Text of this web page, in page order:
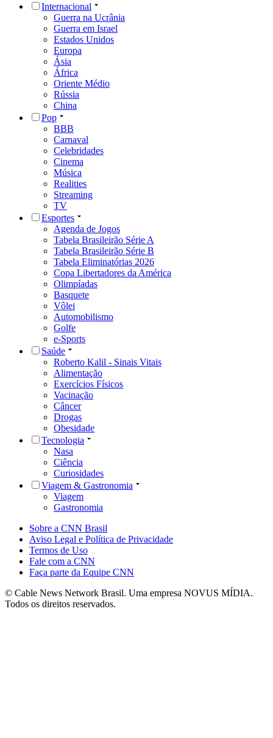
Internacional
Guerra na Ucrânia
Guerra em Israel
Estados Unidos
Europa
Ásia
África
Oriente Médio
Rússia
China
Pop
BBB
Carnaval
Celebridades
Cinema
Música
Realities
Streaming
TV
Esportes
Agenda de Jogos
Tabela Brasileirão Série A
Tabela Brasileirão Série B
Tabela Eliminatórias 2026
Copa Libertadores da América
Olimpíadas
Basquete
Vôlei
Automobilismo
Golfe
e-Sports
Saúde
Roberto Kalil - Sinais Vitais
Alimentação
Exercícios Físicos
Vacinação
Câncer
Drogas
Obesidade
Tecnologia
Nasa
Ciência
Curiosidades
Viagem & Gastronomia
Viagem
Gastronomia
Sobre a CNN Brasil
Aviso Legal e Política de Privacidade
Termos de Uso
Fale com a CNN
Faça parte da Equipe CNN
© Cable News Network Brasil. Uma empresa NOVUS MÍDIA.
Todos os direitos reservados.